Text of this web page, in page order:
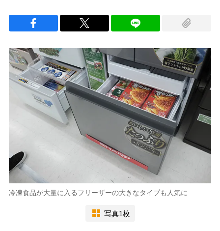
冷凍食品が大量に入るフリーザーの大きなタイプも人気に
写真1枚